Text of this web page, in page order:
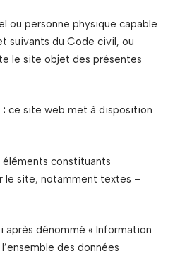
ou personne physique capable
suivants du Code civil, ou
le site objet des présentes
ce site web met à disposition
éléments constituants
le site, notamment textes –
après dénommé « Information
des données